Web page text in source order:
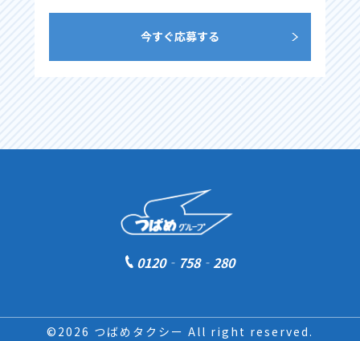
今すぐ応募する
0120‐758‐280
©2026 つばめタクシー All right reserved.